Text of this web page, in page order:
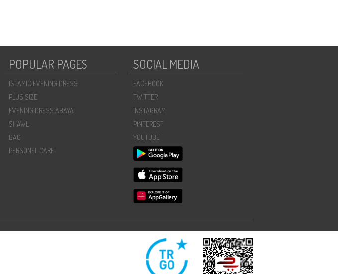
POPULAR PAGES
ISLAMIC EVENING DRESS
PLUS SIZE
EVENING DRESS ABAYA
SHAWL
BAG
PERSONEL CARE
SOCIAL MEDIA
FACEBOOK
TWITTER
INSTAGRAM
PINTEREST
YOUTUBE